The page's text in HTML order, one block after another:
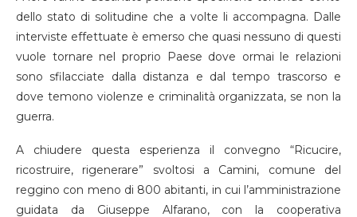
dello stato di solitudine che a volte li accompagna. Dalle
interviste effettuate è emerso che quasi nessuno di questi
vuole tornare nel proprio Paese dove ormai le relazioni
sono sfilacciate dalla distanza e dal tempo trascorso e
dove temono violenze e criminalità organizzata, se non la
guerra.
A chiudere questa esperienza il convegno “Ricucire,
ricostruire, rigenerare” svoltosi a Camini, comune del
reggino con meno di 800 abitanti, in cui l’amministrazione
guidata da Giuseppe Alfarano, con la cooperativa